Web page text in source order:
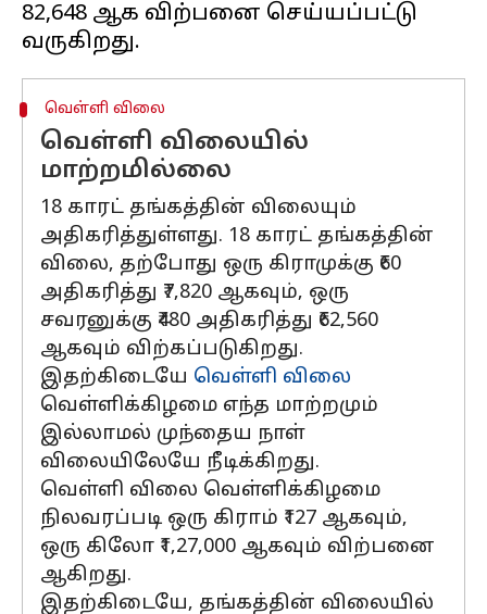
₹82,648 ஆக விற்பனை செய்யப்பட்டு
வெள்ளி விலை
வெள்ளி விலையில்
மாற்றமில்லை
18 காரட் தங்கத்தின் விலையும்
அதிகரித்துள்ளது. 18 காரட் தங்கத்தின்
விலை, தற்போது ஒரு கிராமுக்கு ₹60
அதிகரித்து ₹7,820 ஆகவும், ஒரு
சவரனுக்கு ₹480 அதிகரித்து ₹62,560
ஆகவும் விற்கப்படுகிறது.
இதற்கிடையே வெள்ளி விலை
வெள்ளிக்கிழமை எந்த மாற்றமும்
இல்லாமல் முந்தைய நாள்
விலையிலேயே நீடிக்கிறது.
வெள்ளி விலை வெள்ளிக்கிழமை
நிலவரப்படி ஒரு கிராம் ₹127 ஆகவும்,
ஒரு கிலோ ₹1,27,000 ஆகவும் விற்பனை
ஆகிறது.
இதற்கிடையே, தங்கத்தின் விலையில்